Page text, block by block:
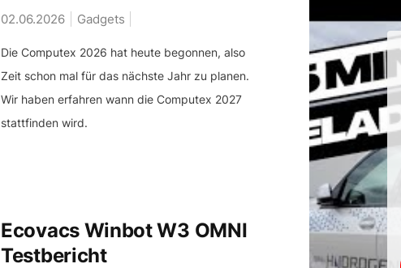
02.06.2026 Gadgets
Die Computex 2026 hat heute begonnen, also
Zeit schon mal für das nächste Jahr zu planen.
Wir haben erfahren wann die Computex 2027
stattfinden wird.
Ecovacs Winbot W3 OMNI
Testbericht